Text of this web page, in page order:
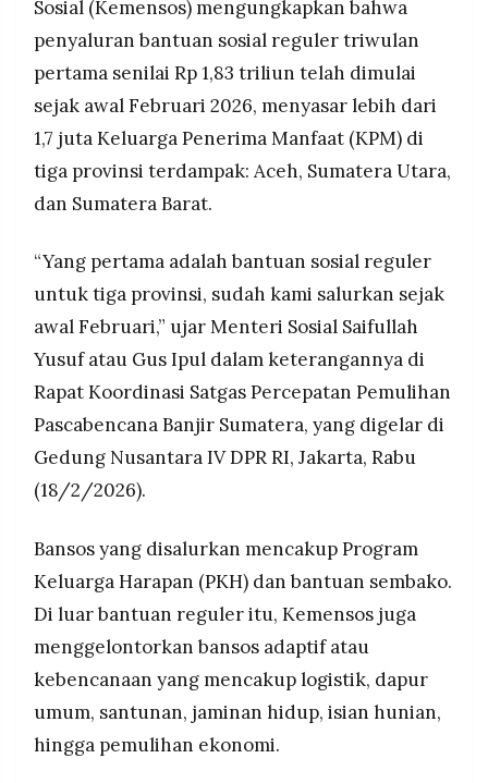
MEDIA
PRAMUDITA
©
-
PT.
yang mencakup logistik, santunan, jaminan
hidup, isian hunian, dan pemulihan ekonomi;
penyalurannya mengikuti mekanisme validasi
BNPB, kepala daerah, Kemendagri sebelum dana
Dari total 53 kabupaten/kota di tiga provinsi,
baru 29 yang telah tervalidasi dan siap menerima
penyaluran; total kebutuhan anggaran
Khusus Direktif Presiden.
Sosial (Kemensos) mengungkapkan bahwa
penyaluran bantuan sosial reguler triwulan
pertama senilai Rp 1,83 triliun telah dimulai
sejak awal Februari 2026, menyasar lebih dari
1,7 juta Keluarga Penerima Manfaat (KPM) di
tiga provinsi terdampak: Aceh, Sumatera Utara,
dan Sumatera Barat.
“Yang pertama adalah bantuan sosial reguler
untuk tiga provinsi, sudah kami salurkan sejak
awal Februari,” ujar Menteri Sosial Saifullah
Yusuf atau Gus Ipul dalam keterangannya di
Rapat Koordinasi Satgas Percepatan Pemulihan
Pascabencana Banjir Sumatera, yang digelar di
Gedung Nusantara IV DPR RI, Jakarta, Rabu
(18/2/2026).
Bansos yang disalurkan mencakup Program
Keluarga Harapan (PKH) dan bantuan sembako.
Di luar bantuan reguler itu, Kemensos juga
menggelontorkan bansos adaptif atau
kebencanaan yang mencakup logistik, dapur
umum, santunan, jaminan hidup, isian hunian,
hingga pemulihan ekonomi.